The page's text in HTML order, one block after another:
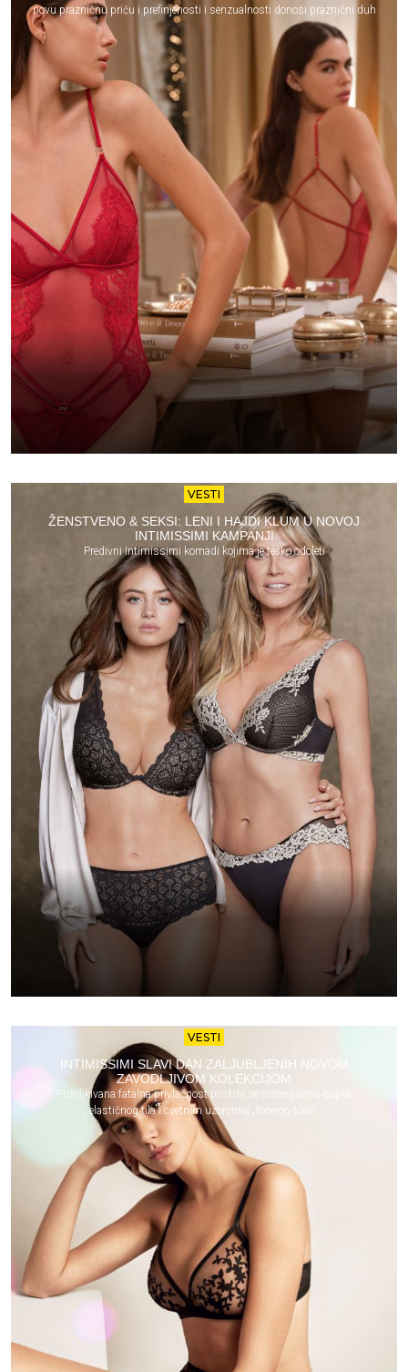
novu prazničnu priču i prefinjenosti i senzualnosti donosi praznični duh
VESTI
ŽENSTVENO & SEKSI: LENI I HAJDI KLUM U NOVOJ
INTIMISSIMI KAMPANJI
Predivni Intimissimi komadi kojima je teško odoleti
VESTI
INTIMISSIMI SLAVI DAN ZALJUBLJENIH NOVOM
ZAVODLJIVOM KOLEKCIJOM
Priželjkivana fatalna privlačnost postiže se materijalima poput
elastičnog tila i cvetnim uzorcima „tone-on-tone“.